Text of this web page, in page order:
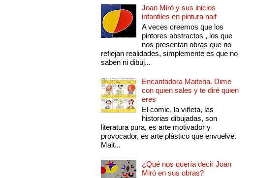
Joan Miró y sus inicios
infantiles en pintura naif
A veces creemos que los
pintores abstractos , los que
nos presentan obras que no
reflejan realidades, simplemente es que no
saben ni dibuj...
Encantadora Maitena. Dime
con quien sales y te diré quien
eres
El comic, la viñeta, las
historias dibujadas, son
literatura pura, es arte motivador y
provocador, es arte plástico que envuelve.
Mait...
¿Qué nos quería decir Joan
Miró en sus obras?